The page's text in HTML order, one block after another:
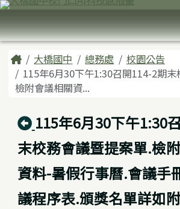
跳至主內容區
臺南市大橋國中
導覽列
主內容區域
Home大橋國中 總務處
校園公告
115年6月30下午1:30召開114-2期末
檢附會議相關資...
回上頁
115年6月30下午1:30
末校務會議暨提案單.檢
資料-暑假行事曆.會議手
議程序表.頒獎名單詳如
頁尾區域